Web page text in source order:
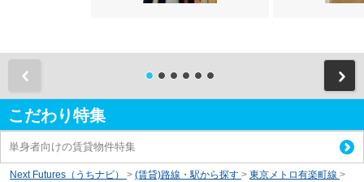
こだわり特集
単身者向けの賃貸物件特集
Next Futures（うちナビ） > (賃貸)路線・駅から探す > 東京メトロ有楽町線 >